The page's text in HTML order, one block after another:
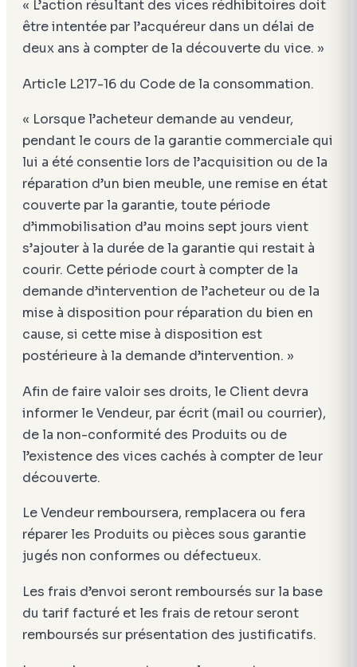
« L’action résultant des vices rédhibitoires doit
être intentée par l’acquéreur dans un délai de
deux ans à compter de la découverte du vice. »
Article L217-16 du Code de la consommation.
« Lorsque l’acheteur demande au vendeur,
pendant le cours de la garantie commerciale qui
lui a été consentie lors de l’acquisition ou de la
réparation d’un bien meuble, une remise en état
couverte par la garantie, toute période
d’immobilisation d’au moins sept jours vient
s’ajouter à la durée de la garantie qui restait à
courir. Cette période court à compter de la
demande d’intervention de l’acheteur ou de la
mise à disposition pour réparation du bien en
cause, si cette mise à disposition est
postérieure à la demande d’intervention. »
Afin de faire valoir ses droits, le Client devra
informer le Vendeur, par écrit (mail ou courrier),
de la non-conformité des Produits ou de
l’existence des vices cachés à compter de leur
découverte.
Le Vendeur remboursera, remplacera ou fera
réparer les Produits ou pièces sous garantie
jugés non conformes ou défectueux.
Les frais d’envoi seront remboursés sur la base
du tarif facturé et les frais de retour seront
remboursés sur présentation des justificatifs.